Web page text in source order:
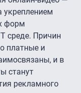
укреплением
форм
среде. Причин
платные и
и в
станут
рекламного